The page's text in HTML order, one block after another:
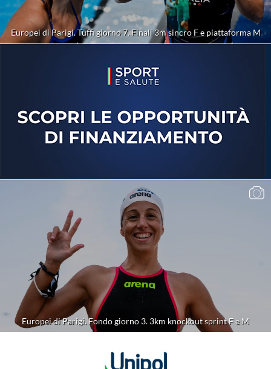
Europei di Parigi. Tuffi giorno 7. Finali 3m sincro F e piattaforma M
Europei di Parigi. Fondo giorno 3. 3km knockout sprint F e M